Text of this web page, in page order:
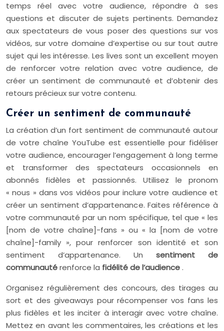
temps réel avec votre audience, répondre à ses
questions et discuter de sujets pertinents. Demandez
aux spectateurs de vous poser des questions sur vos
vidéos, sur votre domaine d’expertise ou sur tout autre
sujet qui les intéresse. Les lives sont un excellent moyen
de renforcer votre relation avec votre audience, de
créer un sentiment de communauté et d’obtenir des
retours précieux sur votre contenu.
Créer un sentiment de communauté
La création d’un fort sentiment de communauté autour
de votre chaîne YouTube est essentielle pour fidéliser
votre audience, encourager l’engagement à long terme
et transformer des spectateurs occasionnels en
abonnés fidèles et passionnés. Utilisez le pronom
« nous » dans vos vidéos pour inclure votre audience et
créer un sentiment d’appartenance. Faites référence à
votre communauté par un nom spécifique, tel que « les
[nom de votre chaîne]-fans » ou « la [nom de votre
chaîne]-family », pour renforcer son identité et son
sentiment d’appartenance. Un sentiment de
communautérenforce la fidélité de l’audience.
Organisez régulièrement des concours, des tirages au
sort et des giveaways pour récompenser vos fans les
plus fidèles et les inciter à interagir avec votre chaîne.
Mettez en avant les commentaires, les créations et les